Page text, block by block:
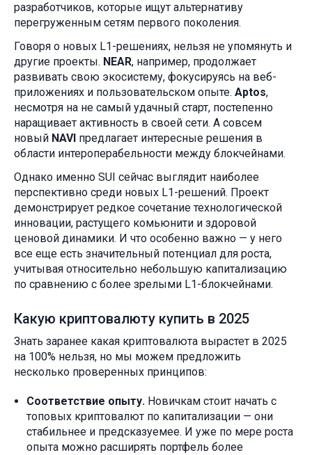
разработчиков, которые ищут альтернативу
перегруженным сетям первого поколения.
Говоря о новых L1-решениях, нельзя не упомянуть и
другие проекты. NEAR, например, продолжает
развивать свою экосистему, фокусируясь на веб-
приложениях и пользовательском опыте. Aptos,
несмотря на не самый удачный старт, постепенно
наращивает активность в своей сети. А совсем
новый NAVI предлагает интересные решения в
области интероперабельности между блокчейнами.
Однако именно SUI сейчас выглядит наиболее
перспективно среди новых L1-решений. Проект
демонстрирует редкое сочетание технологической
инновации, растущего комьюнити и здоровой
ценовой динамики. И что особенно важно — у него
все еще есть значительный потенциал для роста,
учитывая относительно небольшую капитализацию
по сравнению с более зрелыми L1-блокчейнами.
Какую криптовалюту купить в 2025
Знать заранее какая криптовалюта вырастет в 2025
на 100% нельзя, но мы можем предложить
несколько проверенных принципов:
Соответствие опыту. Новичкам стоит начать с
топовых криптовалют по капитализации — они
стабильнее и предсказуемее. И уже по мере роста
опыта можно расширять портфель более